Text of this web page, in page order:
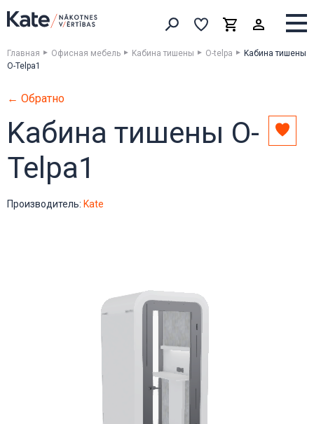
Искать товары
ВыборкаКорзинаВыборка
Главная Офисная мебель Kабина тишены O-telpa
Kабина тишены
O-Telpa1
← Обратно
Kабина тишены O-
Telpa1
Производитель: Kate